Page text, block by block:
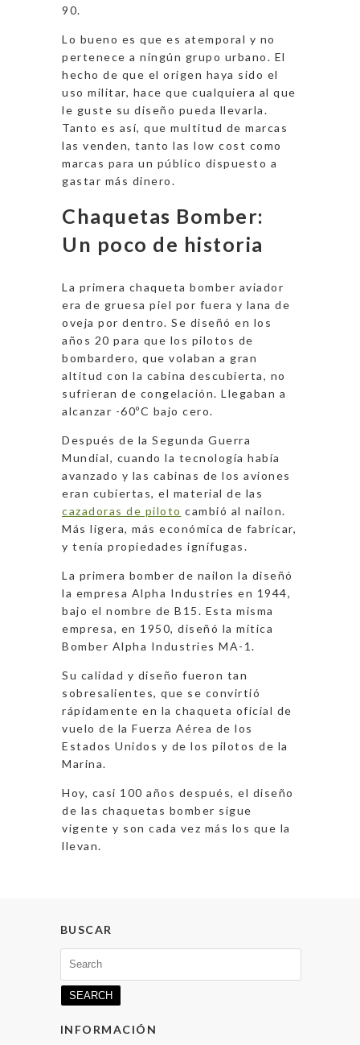
90.
Lo bueno es que es atemporal y no
pertenece a ningún grupo urbano. El
hecho de que el origen haya sido el
uso militar, hace que cualquiera al que
le guste su diseño pueda llevarla.
Tanto es así, que multitud de marcas
las venden, tanto las low cost como
marcas para un público dispuesto a
gastar más dinero.
Chaquetas Bomber:
Un poco de historia
La primera chaqueta bomber aviador
era de gruesa piel por fuera y lana de
oveja por dentro. Se diseñó en los
años 20 para que los pilotos de
bombardero, que volaban a gran
altitud con la cabina descubierta, no
sufrieran de congelación. Llegaban a
alcanzar -60ºC bajo cero.
Después de la Segunda Guerra
Mundial, cuando la tecnología había
avanzado y las cabinas de los aviones
eran cubiertas, el material de las
cazadoras de piloto cambió al nailon.
Más ligera, más económica de fabricar,
y tenía propiedades ignífugas.
La primera bomber de nailon la diseñó
la empresa Alpha Industries en 1944,
bajo el nombre de B15. Esta misma
empresa, en 1950, diseñó la mítica
Bomber Alpha Industries MA-1.
Su calidad y diseño fueron tan
sobresalientes, que se convirtió
rápidamente en la chaqueta oficial de
vuelo de la Fuerza Aérea de los
Estados Unidos y de los pilotos de la
Marina.
Hoy, casi 100 años después, el diseño
de las chaquetas bomber sigue
vigente y son cada vez más los que la
llevan.
BUSCAR
for:
INFORMACIÓN